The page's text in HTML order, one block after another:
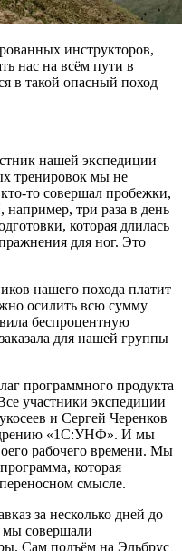
инструкторов,
нас на всём пути в
в такой опасный поход
нашей экспедиции
тренировок мы не
то совершал пробежки,
три раза в день
которая длилась
для ног. Это
нашего похода платит
осилить всю сумму
беспроцентную
для нашей группы
программного продукта
участники экспедиции
и Сергей Черенков
«1С:УНФ». И мы
рабочего времени. Мы
которая
смысле.
за несколько дней до
мы совершали
Сам подъём на Эльбрус